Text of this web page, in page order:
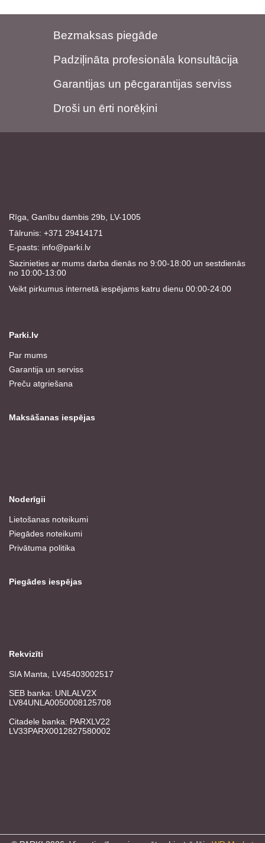
Bezmaksas piegāde
Padziļināta profesionāla konsultācija
Garantijas un pēcgarantijas serviss
Droši un ērti norēķini
Rīga, Ganību dambis 29b, LV-1005
Tālrunis: +371 29414171
E-pasts: info@parki.lv
Sazinieties ar mums darba dienās no 9:00-18:00 un sestdienās
no 10:00-13:00
Veikt pirkumus internetā iespējams katru dienu 00:00-24:00
Parki.lv
Par mums
Garantija un serviss
Preču atgriešana
Maksāšanas iespējas
Noderīgii
Lietošanas noteikumi
Piegādes noteikumi
Privātuma politika
Piegādes iespējas
Rekvizīti
SIA Manta, LV45403002517
SEB banka: UNLALV2X
LV84UNLA0050008125708
Citadele banka: PARXLV22
LV33PARX0012827580002